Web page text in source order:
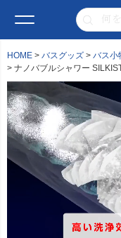
HOME バスグッズ
バス小
ナノバブルシャワー